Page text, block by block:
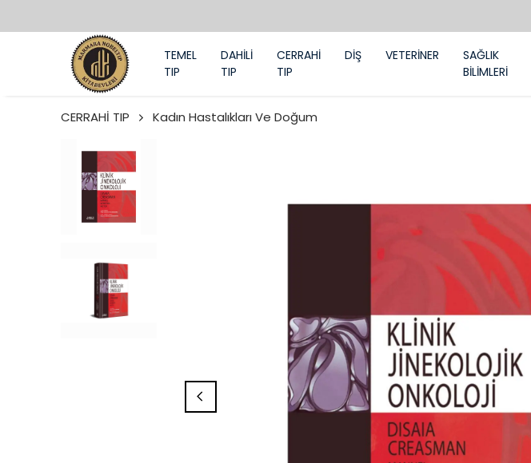
TEMEL
TIP
DAHİLİ
TIP
CERRAHİ
TIP
DİŞ VETERİNER
SAĞLIK
BİLİMLERİ
CERRAHİ TIP Kadın Hastalıkları Ve Doğum